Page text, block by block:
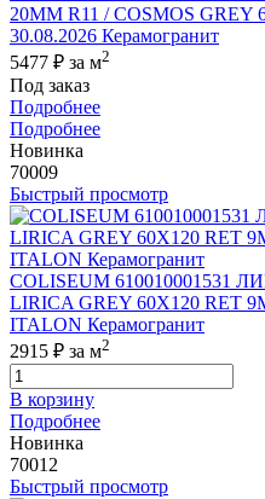
20MM R11 / COSMOS
30.08.2026 Керамогранит
5477 ₽ за м2
Под заказ
Подробнее
Подробнее
Новинка
70009
Быстрый просмотр
COLISEUM 610010001531
LIRICA GREY 60X120 RET
ITALON Керамогранит
2915 ₽ за м2
В корзину
Подробнее
Новинка
70012
Быстрый просмотр